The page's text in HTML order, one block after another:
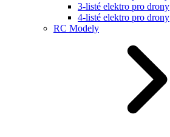
3-listé elektro pro drony
4-listé elektro pro drony
RC Modely